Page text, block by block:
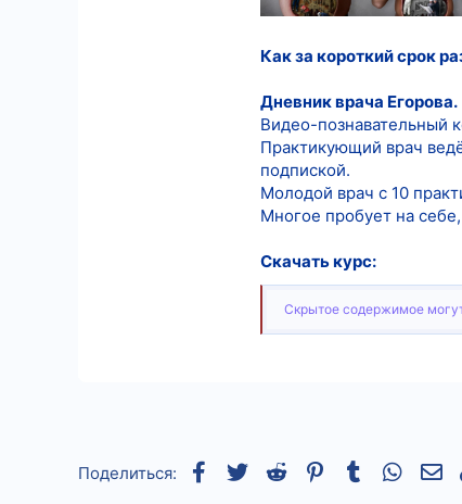
Как за короткий срок
Дневник врача Егорова.
Видео-познавательный
Практикующий врач
подпиской.
Молодой врач с 10
Многое пробует на
Скачать курс:
Скрытое содержимое
Поделиться: Facebook
TwitterReddit Pinterest
Tumblr